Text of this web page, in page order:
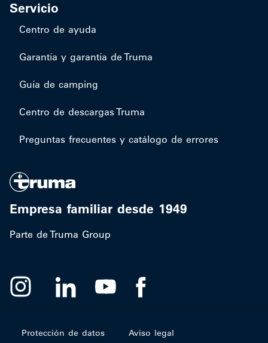
Servicio
Centro de ayuda
Garantía y garantía de Truma
Guía de camping
Centro de descargas Truma
Preguntas frecuentes y catálogo de errores
Empresa familiar desde 1949
Parte de Truma Group
Protección de datos Aviso legal